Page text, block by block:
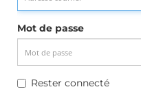
Mot de passe
Rester connecté